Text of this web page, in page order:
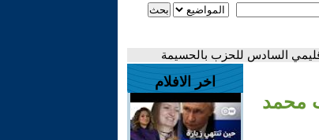
السادس للحزب بالحسيمة
محمد
اخر الافلام